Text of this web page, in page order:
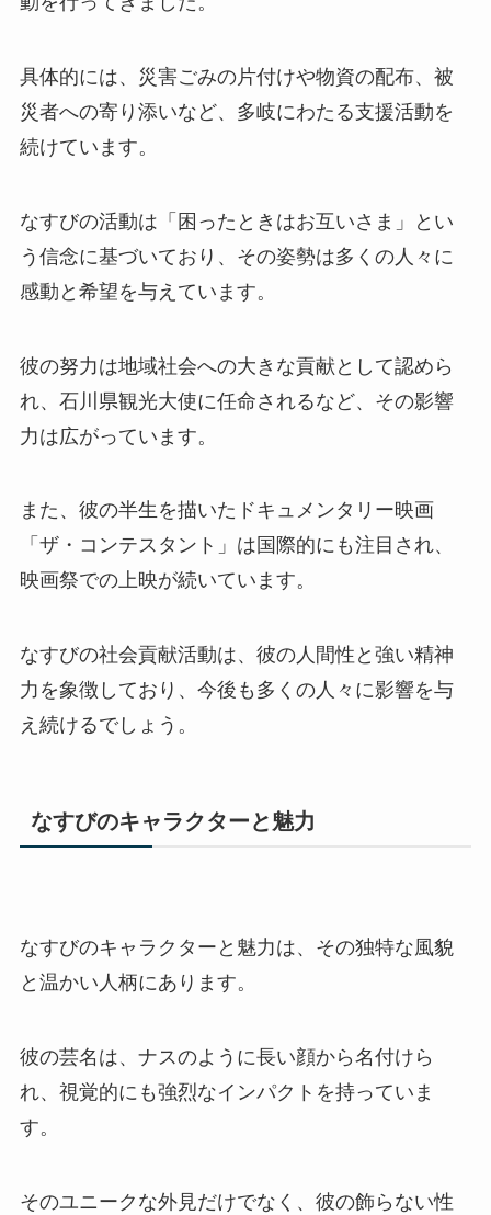
具体的には、災害ごみの片付けや物資の配布、被
災者への寄り添いなど、多岐にわたる支援活動を
続けています。
なすびの活動は「困ったときはお互いさま」とい
う信念に基づいており、その姿勢は多くの人々に
感動と希望を与えています。
彼の努力は地域社会への大きな貢献として認めら
れ、石川県観光大使に任命されるなど、その影響
力は広がっています。
また、彼の半生を描いたドキュメンタリー映画
「ザ・コンテスタント」は国際的にも注目され、
映画祭での上映が続いています。
なすびの社会貢献活動は、彼の人間性と強い精神
力を象徴しており、今後も多くの人々に影響を与
え続けるでしょう。
なすびのキャラクターと魅力
なすびのキャラクターと魅力は、その独特な風貌
と温かい人柄にあります。
彼の芸名は、ナスのように長い顔から名付けら
れ、視覚的にも強烈なインパクトを持っていま
す。
そのユニークな外見だけでなく、彼の飾らない性